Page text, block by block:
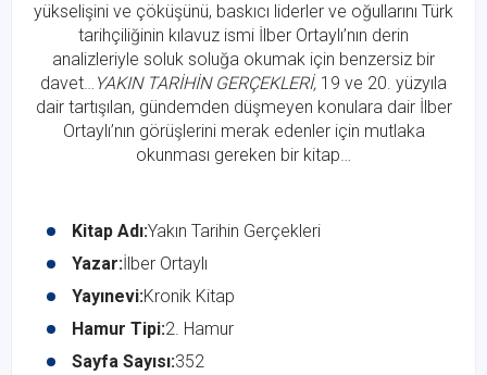
yükselişini ve çöküşünü, baskıcı liderler ve oğullarını Türk
tarihçiliğinin kılavuz ismi İlber Ortaylı’nın derin
analizleriyle soluk soluğa okumak için benzersiz bir
davet… YAKIN TARİHİN GERÇEKLERİ, 19 ve 20. yüzyıla
dair tartışılan, gündemden düşmeyen konulara dair İlber
Ortaylı’nın görüşlerini merak edenler için mutlaka
okunması gereken bir kitap…
Kitap Adı:Yakın Tarihin Gerçekleri
Yazar:İlber Ortaylı
Yayınevi:Kronik Kitap
Hamur Tipi:2. Hamur
Sayfa Sayısı:352